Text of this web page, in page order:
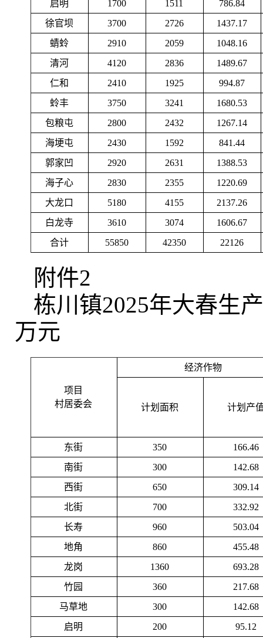
启明 1700 1511
786.84
徐官坝
3700 2726
1437.17
蜻蛉
2910 2059
1048.16
清河
4120 2836
1489.67
仁和
2410 1925
994.87
蛉丰
3750 3241
1680.53
包粮屯
2800 2432
1267.14
海埂屯
2430 1592
841.44
郭家凹
2920 2631
1388.53
海子心
2830 2355
1220.69
大龙口
5180 4155
2137.26
白龙寺
3610 3074
1606.67
合计
55850 42350 22126
附件2
栋川镇2025年大春生
万元
项目
村居委会
经济作物
计划面积 计划产
东街 350
166.46
南街
300
142.68
西街
650
309.14
北街
700
332.92
长寿
960
503.04
地角
860
455.48
龙岗
1360
693.28
竹园
360
217.68
马草地
300
142.68
启明
200
95.12